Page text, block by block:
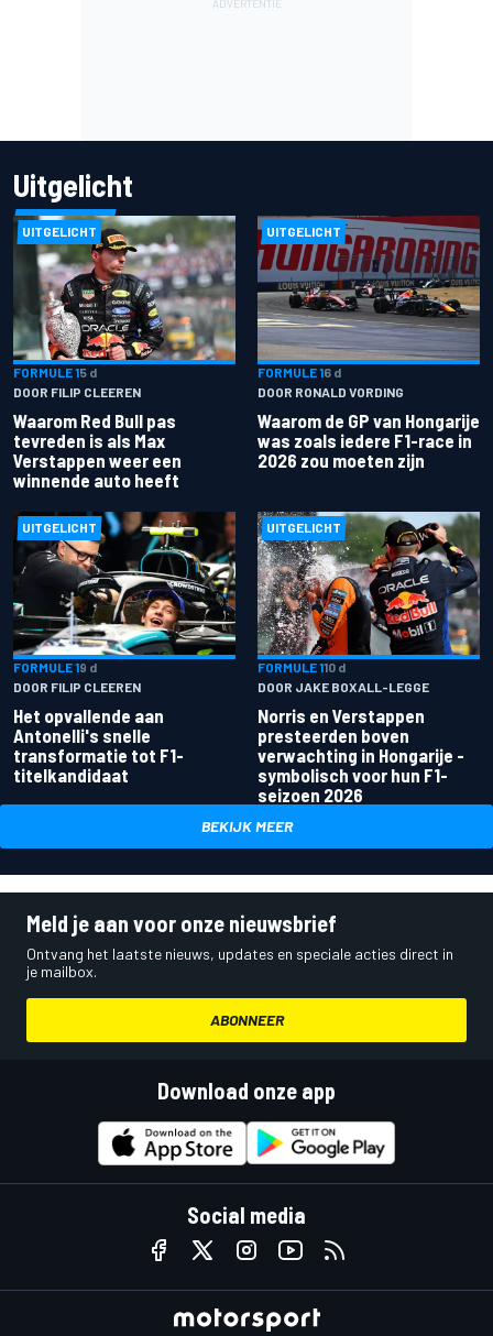
Uitgelicht
UITGELICHT
FORMULE 15 d
DOOR FILIP CLEEREN
Waarom Red Bull pas
tevreden is als Max
Verstappen weer een
winnende auto heeft
UITGELICHT
FORMULE 16 d
DOOR RONALD VORDING
Waarom de GP van Hongarije
was zoals iedere F1-race in
2026 zou moeten zijn
UITGELICHT
FORMULE 19 d
DOOR FILIP CLEEREN
Het opvallende aan
Antonelli's snelle
transformatie tot F1-
titelkandidaat
UITGELICHT
FORMULE 110 d
DOOR JAKE BOXALL-LEGGE
Norris en Verstappen
presteerden boven
verwachting in Hongarije -
symbolisch voor hun F1-
seizoen 2026
BEKIJK MEER
Meld je aan voor onze nieuwsbrief
Ontvang het laatste nieuws, updates en speciale acties direct in
je mailbox.
ABONNEER
Download onze app
Social media